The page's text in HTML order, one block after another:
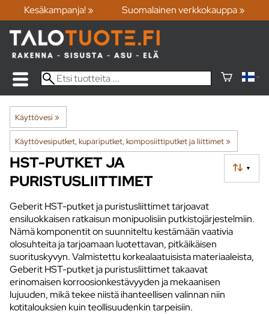
Kesäkampanja! » Suomalainen verkkokauppa »
Käyttövesi ‪»
Käyttövesiputket, kupariputket, komposiittiputket ja liittimet‪»
▼
HST-PUTKET JA
PURISTUSLIITTIMET
Geberit HST-putket ja puristusliittimet tarjoavat
ensiluokkaisen ratkaisun monipuolisiin putkistojärjestelmiin.
Nämä komponentit on suunniteltu kestämään vaativia
olosuhteita ja tarjoamaan luotettavan, pitkäikäisen
suorituskyvyn. Valmistettu korkealaatuisista materiaaleista,
Geberit HST-putket ja puristusliittimet takaavat
erinomaisen korroosionkestävyyden ja mekaanisen
lujuuden, mikä tekee niistä ihanteellisen valinnan niin
kotitalouksien kuin teollisuudenkin tarpeisiin.